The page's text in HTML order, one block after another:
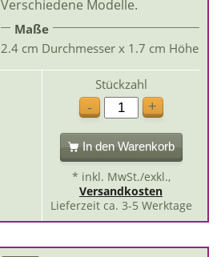
Verschiedene Modelle.
Maße
2.4 cm Durchmesser x 1.7 cm Höhe
Stückzahl
-
+
In den Warenkorb
* inkl. MwSt./exkl.,
Versandkosten
Lieferzeit ca. 3-5 Werktage